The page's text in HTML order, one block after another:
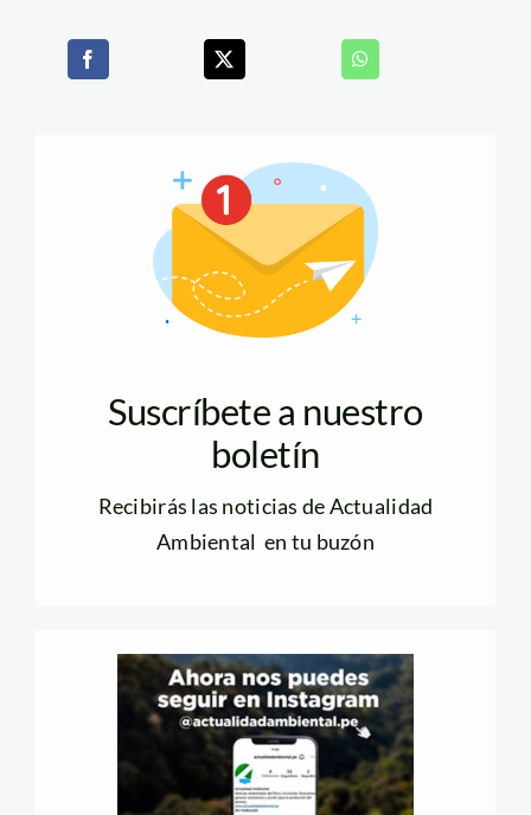
Suscríbete a nuestro
boletín
Recibirás las noticias de Actualidad
Ambiental en tu buzón